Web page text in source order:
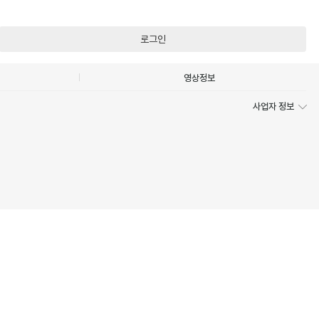
로그인
영상정보
사업자 정보